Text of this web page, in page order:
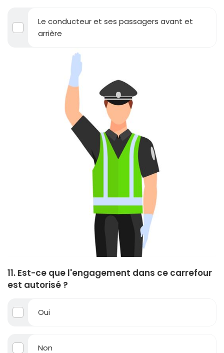
Le conducteur et ses passagers avant et
arrière
11. Est-ce que l'engagement dans ce carrefour
est autorisé ?
Oui
Non